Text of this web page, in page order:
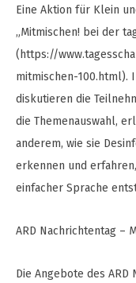
Eine Aktion für Klein
„Mitmischen! bei der
(https://
mitmischen-100.html).
diskutieren die
die Themenauswahl,
anderem, wie sie
erkennen und
einfacher Sprache
ARD Nachrichtentag –
Die Angebote des